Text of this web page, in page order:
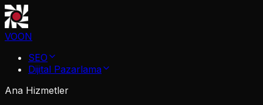
VOON
SEO
Dijital Pazarlama
Ana Hizmetler